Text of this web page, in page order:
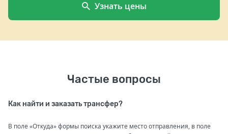
Узнать цены
Частые вопросы
Как найти и заказать трансфер?
В поле «Откуда» формы поиска укажите место отправления, в поле